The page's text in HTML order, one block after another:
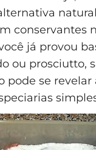
conservantes
já provou
ou prosciutto,
pode se revelar